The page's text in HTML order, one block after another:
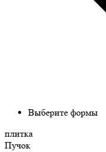
Выберите формы
плитка
Пучок